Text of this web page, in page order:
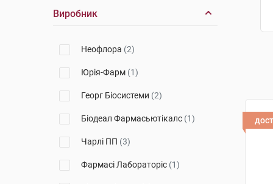
Виробник
Неофлора (2)
Юрія-Фарм (1)
Георг Біосистеми (2)
Біодеал Фармасьютікалс (1)
Чарлі ПП (3)
Фармасі Лабораторіс (1)